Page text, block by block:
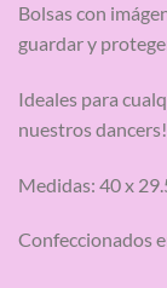
Bolsas con
guardar y
Ideales para
nuestros
Medidas: 40 x
Confeccionados